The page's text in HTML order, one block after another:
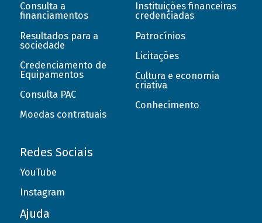
Consulta a
financiamentos
Resultados para a
sociedade
Credenciamento de
Equipamentos
Consulta PAC
Moedas contratuais
Instituições financeiras
credenciadas
Patrocínios
Licitações
Cultura e economia
criativa
Conhecimento
Redes Sociais
YouTube
Instagram
Ajuda